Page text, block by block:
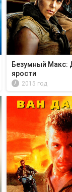
Безумный Макс:
ярости
2015 год